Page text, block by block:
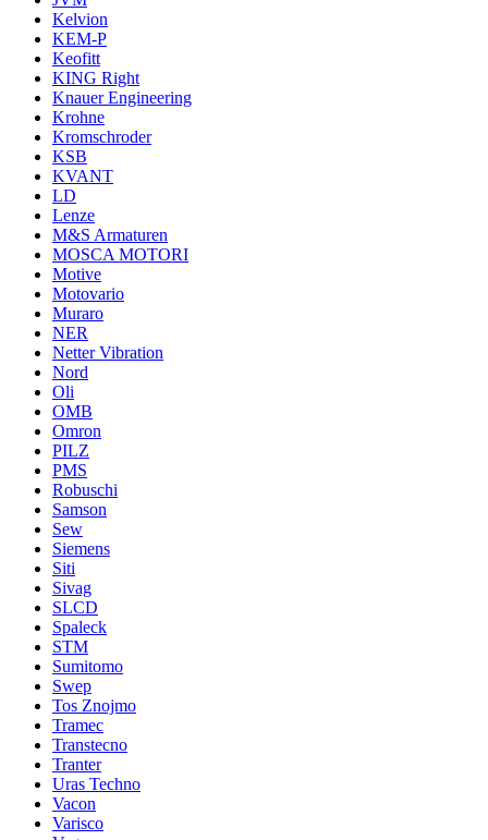
Kelvion
KEM-P
Keofitt
KING Right
Knauer Engineering
Krohne
Kromschroder
KSB
KVANT
LD
Lenze
M&S Armaturen
MOSCA MOTORI
Motive
Motovario
Muraro
NER
Netter Vibration
Nord
Oli
OMB
Omron
PILZ
PMS
Robuschi
Samson
Sew
Siemens
Siti
Sivag
SLCD
Spaleck
STM
Sumitomo
Swep
Tos Znojmo
Tramec
Transtecno
Tranter
Uras Techno
Vacon
Varisco